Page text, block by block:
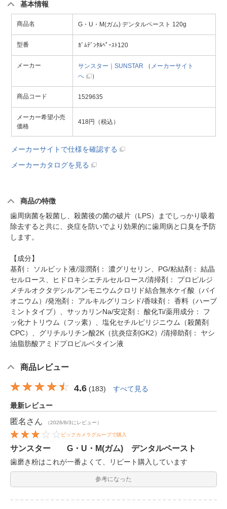
基本情報
商品名 G・U・M(ガム) デンタルペースト 120g
型番 ｶﾞﾑﾃﾞﾝﾀﾙﾍﾟｰｽﾄ120
メーカー サンスター｜SUNSTAR （ メーカーサイト
へ
）
商品コード 1529635
メーカー希望小売
価格
418円（税込）
メーカーサイトで仕様を確認する
メーカーカタログを見る
商品の特徴
歯周病菌を殺菌し、殺菌後の菌の破片（LPS）までしっかり吸着
除去すると共に、炎症を防いでより効果的に歯周病と口臭を予防
します。
【成分】
基剤： ソルビット液/湿潤剤： 濃グリセリン、PG/粘結剤： 結晶
セルロース、ヒドロキシエチルセルロース/清掃剤： プロピルジ
メチルオクタデシルアンモニウムクロリド結合無水ケイ酸（バイ
オニウム）/発泡剤： アルキルグリコシド/香味剤： 香料（ハーブ
ミントタイプ）、サッカリンNa/安定剤： 酸化Ti/薬用成分： フ
ッ化ナトリウム（フッ素）、塩化セチルピリジニウム（殺菌剤
CPC）、グリチルリチン酸2K（抗炎症剤GK2）/清掃助剤： ヤシ
油脂肪酸アミドプロピルベタイン液
商品レビュー
4.6 (183) すべて見る
最新レビュー
匿名 さん （2026/8/3にレビュー）
ビックカメラグループで購入
サンスター G・U・M(ガム) デンタルペースト
歯磨き粉はこれが一番よくて、リピート購入しています
参考になった